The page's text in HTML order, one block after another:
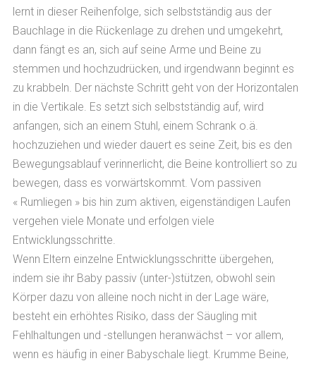
lernt in dieser Reihenfolge, sich selbstständig aus der
Bauchlage in die Rückenlage zu drehen und umgekehrt,
dann fängt es an, sich auf seine Arme und Beine zu
stemmen und hochzudrücken, und irgendwann beginnt es
zu krabbeln. Der nächste Schritt geht von der Horizontalen
in die Vertikale. Es setzt sich selbstständig auf, wird
anfangen, sich an einem Stuhl, einem Schrank o.ä.
hochzuziehen und wieder dauert es seine Zeit, bis es den
Bewegungsablauf verinnerlicht, die Beine kontrolliert so zu
bewegen, dass es vorwärtskommt. Vom passiven
« Rumliegen » bis hin zum aktiven, eigenständigen Laufen
vergehen viele Monate und erfolgen viele
Entwicklungsschritte.
Wenn Eltern einzelne Entwicklungsschritte übergehen,
indem sie ihr Baby passiv (unter-)stützen, obwohl sein
Körper dazu von alleine noch nicht in der Lage wäre,
besteht ein erhöhtes Risiko, dass der Säugling mit
Fehlhaltungen und -stellungen heranwächst – vor allem,
wenn es häufig in einer Babyschale liegt. Krumme Beine,